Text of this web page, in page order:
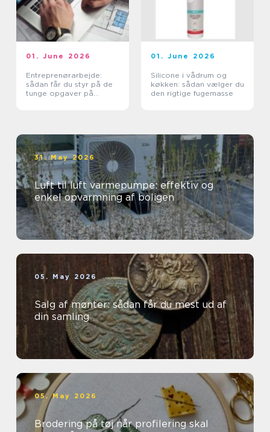
01. June 2026
Entreprenørarbejde:
sådan får du styr på de
tunge opgaver på
01. June 2026
Silicone i vådrum og
køkken: sådan vælger du
den rigtige fugemasse
31. May 2026
Luft til luft varmepumpe: effektiv og
enkel opvarmning af boligen
05. May 2026
Salg af mønter: sådan får du mest ud af
din samling
05. May 2026
Brodering på tøj når profilering skal